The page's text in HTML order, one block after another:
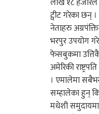
ट्वीट गरेका छन् ।
नेताहरु
भरपुर उपयोग
फेसबुकमा
अमेरिकी
। एमालेमा
सम्हालेका हुन्
मधेशी